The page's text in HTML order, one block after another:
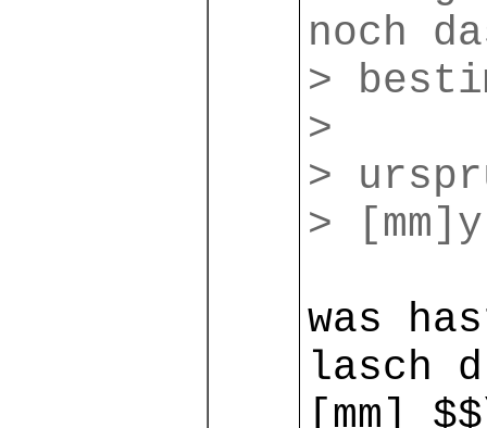
noch
>
>
>
>
was
lasch
[mm]